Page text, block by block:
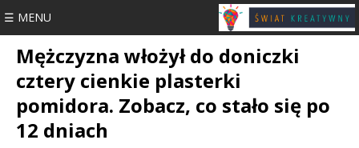
☰ MENU
Mężczyzna włożył do doniczki
cztery cienkie plasterki
pomidora. Zobacz, co stało się po
12 dniach